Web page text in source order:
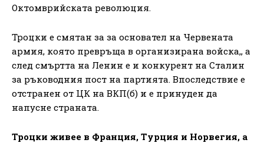
Октомврийската революция.
Троцки е смятан за за основател на Червената
армия, която превръща в организирана войска,, а
след смъртта на Ленин е и конкурент на Сталин
за ръководния пост на партията. Впоследствие е
отстранен от ЦК на ВКП(б) и е принуден да
напусне страната.
Троцки живее в Франция, Турция и Норвегия, а